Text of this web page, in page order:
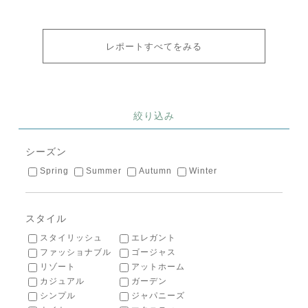
レポートすべてをみる
絞り込み
シーズン
Spring Summer Autumn Winter
スタイル
スタイリッシュ
エレガント
ファッショナブル
ゴージャス
リゾート
アットホーム
カジュアル
ガーデン
シンプル
ジャパニーズ